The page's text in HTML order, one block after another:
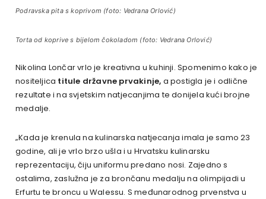
Podravska pita s koprivom (foto: Vedrana Orlović)
Torta od koprive s bijelom čokoladom (foto: Vedrana Orlović)
Nikolina Lončar vrlo je kreativna u kuhinji. Spomenimo kako je
nositeljica titule državne prvakinje, a postigla je i odlične
rezultate i na svjetskim natjecanjima te donijela kući brojne
medalje.
„Kada je krenula na kulinarska natjecanja imala je samo 23
godine, ali je vrlo brzo ušla i u Hrvatsku kulinarsku
reprezentaciju, čiju uniformu predano nosi. Zajedno s
ostalima, zaslužna je za brončanu medalju na olimpijadi u
Erfurtu te broncu u Walessu. S međunarodnog prvenstva u